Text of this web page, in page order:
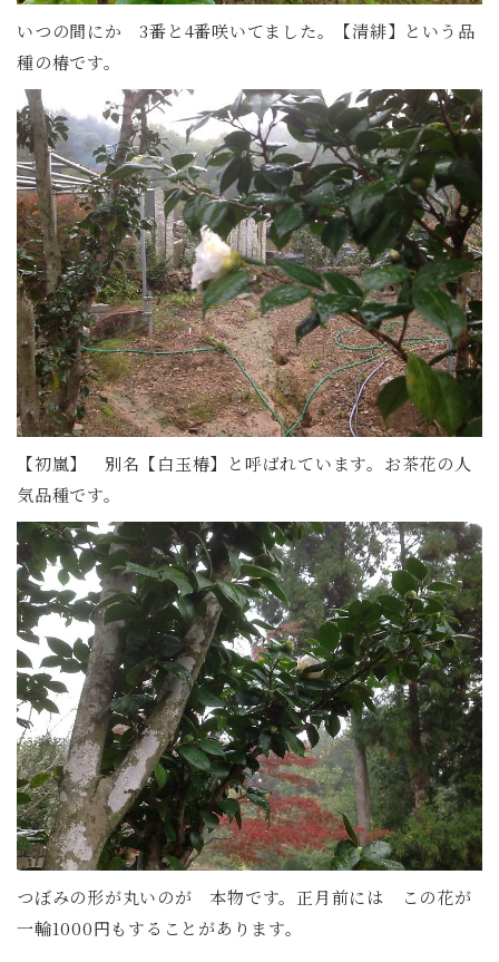
いつの間にか 3番と4番咲いてました。【清緋】という品
種の椿です。
【初嵐】 別名【白玉椿】と呼ばれています。お茶花の人
気品種です。
つぼみの形が丸いのが 本物です。正月前には この花が
一輪1000円もすることがあります。